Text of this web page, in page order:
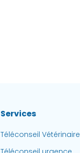
Services
Téléconseil Vétérinaire